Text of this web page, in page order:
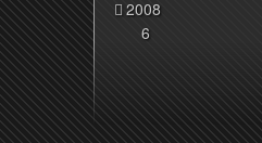
2008
6